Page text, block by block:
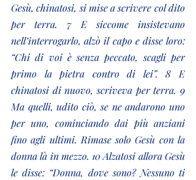
Gesù, chinatosi, si mise a scrivere col dito
per terra. 7 E siccome insistevano
nell’interrogarlo, alzò il capo e disse loro:
“Chi di voi è senza peccato, scagli per
primo la pietra contro di lei”. 8 E
chinatosi di nuovo, scriveva per terra. 9
Ma quelli, udito ciò, se ne andarono uno
per uno, cominciando dai più anziani
fino agli ultimi. Rimase solo Gesù con la
donna là in mezzo. 10 Alzatosi allora Gesù
le disse: “Donna, dove sono? Nessuno ti